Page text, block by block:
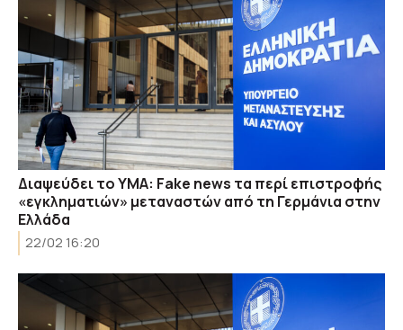
Διαψεύδει το ΥΜΑ: Fake news τα περί επιστροφής
«εγκληματιών» μεταναστών από τη Γερμάνια στην
Ελλάδα
22/02 16:20